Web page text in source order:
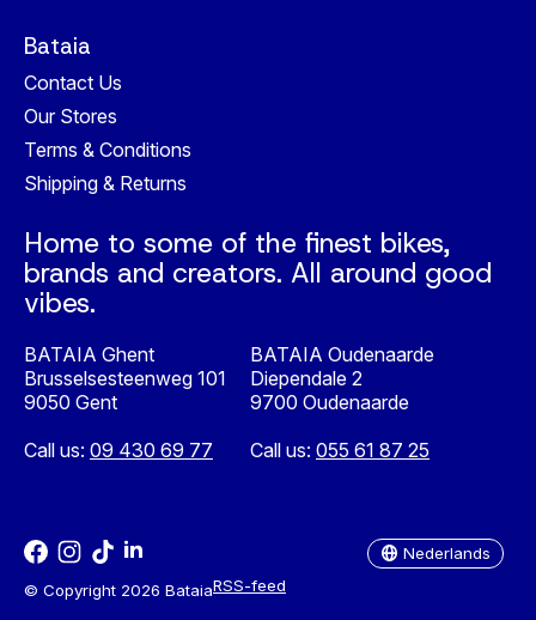
Bataia
Contact Us
Our Stores
Terms & Conditions
Shipping & Returns
Home to some of the finest bikes,
brands and creators. All around good
vibes.
BATAIA Ghent
Brusselsesteenweg 101
9050 Gent
Call us: 09 430 69 77
BATAIA Oudenaarde
Diependale 2
9700 Oudenaarde
Call us: 055 61 87 25
© Copyright 2026 BataiaRSS-feed
Nederlands
Nederlands